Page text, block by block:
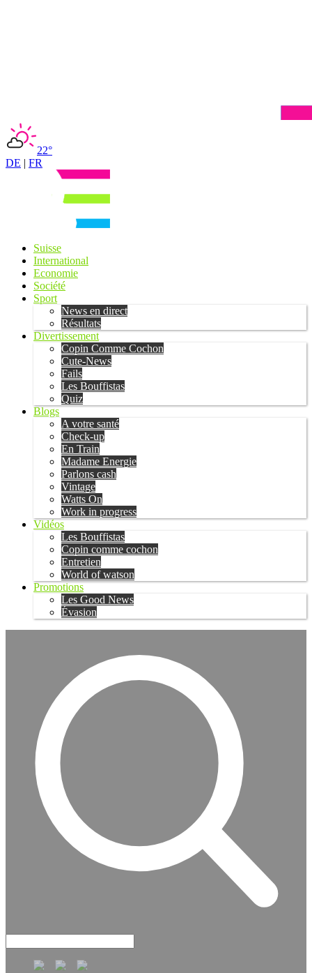
22°
DE | FR
Suisse
International
Economie
Société
Sport
News en direct
Résultats
Divertissement
Copin Comme Cochon
Cute-News
Fails
Les Bouffistas
Quiz
Blogs
A votre santé
Check-up
En Train
Madame Energie
Parlons cash
Vintage
Watts On
Work in progress
Vidéos
Les Bouffistas
Copin comme cochon
Entretien
World of watson
Promotions
Les Good News
Évasion